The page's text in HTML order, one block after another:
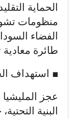
الحماية
منظومات
الفضاء
طائرة معادية
​■ استهداف
عجز المليشيا
البنية